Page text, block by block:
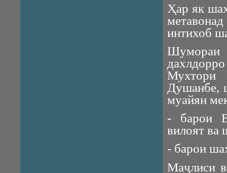
Ҳар як
интихоб
Шумораи
Мухтори
Душанбе,
муайян
- барои
вилоят
- барои
Маҷлиси